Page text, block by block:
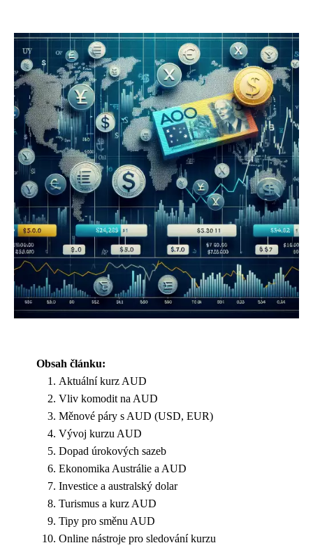
Obsah článku:
Aktuální kurz AUD
Vliv komodit na AUD
Měnové páry s AUD (USD, EUR)
Vývoj kurzu AUD
Dopad úrokových sazeb
Ekonomika Austrálie a AUD
Investice a australský dolar
Turismus a kurz AUD
Tipy pro směnu AUD
Online nástroje pro sledování kurzu